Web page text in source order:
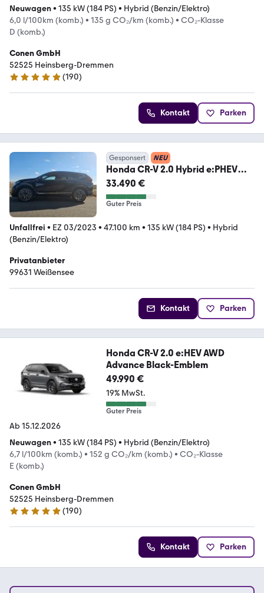
Neuwagen• 135 kW (184 PS) • Hybrid (Benzin/Elektro)
6,0 l/100km (komb.) • 135 g CO₂/km (komb.) • CO₂-Klasse
D (komb.)
Conen GmbH
52525 Heinsberg-Dremmen
4.8 Sterne
(190)
Kontakt Parken
Gesponsert NEU
Honda CR-V 2.0 Hybrid e:PHEV
2WD SportLine Black Ed.
33.490 €
Guter Preis
Unfallfrei • EZ 03/2023 • 47.100 km • 135 kW (184 PS) • Hybrid
(Benzin/Elektro)
Privatanbieter
99631 Weißensee
Kontakt Parken
Honda CR-V 2.0 e:HEV AWD
Advance Black-Emblem
49.990 €
19% MwSt.
Guter Preis
Ab 15.12.2026
Neuwagen• 135 kW (184 PS) • Hybrid (Benzin/Elektro)
6,7 l/100km (komb.) • 152 g CO₂/km (komb.) • CO₂-Klasse
E (komb.)
Conen GmbH
52525 Heinsberg-Dremmen
4.8 Sterne
(190)
Kontakt Parken